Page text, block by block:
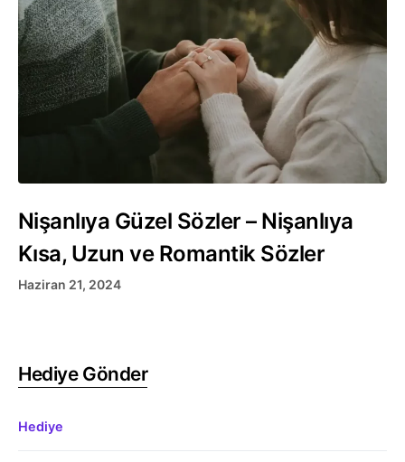
Nişanlıya Güzel Sözler – Nişanlıya
Kısa, Uzun ve Romantik Sözler
Haziran 21, 2024
Hediye Gönder
Hediye